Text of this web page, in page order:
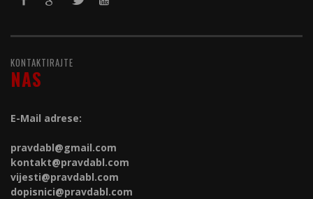
KONTAKTIRAJTE
NAS
E-Mail adrese:
pravdabl@gmail.com
kontakt@pravdabl.com
vijesti@pravdabl.com
dopisnici@pravdabl.com